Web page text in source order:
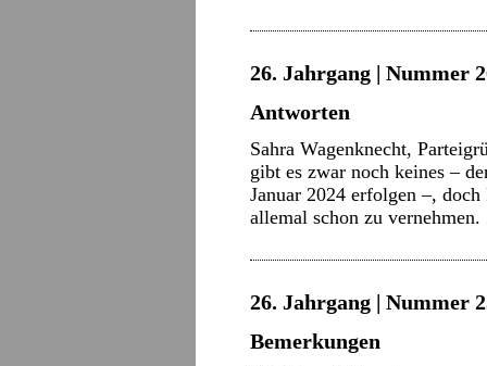
26. Jahrgang | Nummer
Antworten
Sahra Wagenknecht,
gibt es zwar noch keines –
Januar 2024 erfolgen –,
allemal schon zu
26. Jahrgang | Nummer
Bemerkungen